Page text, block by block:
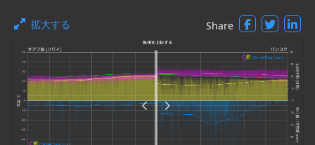
拡大する Share